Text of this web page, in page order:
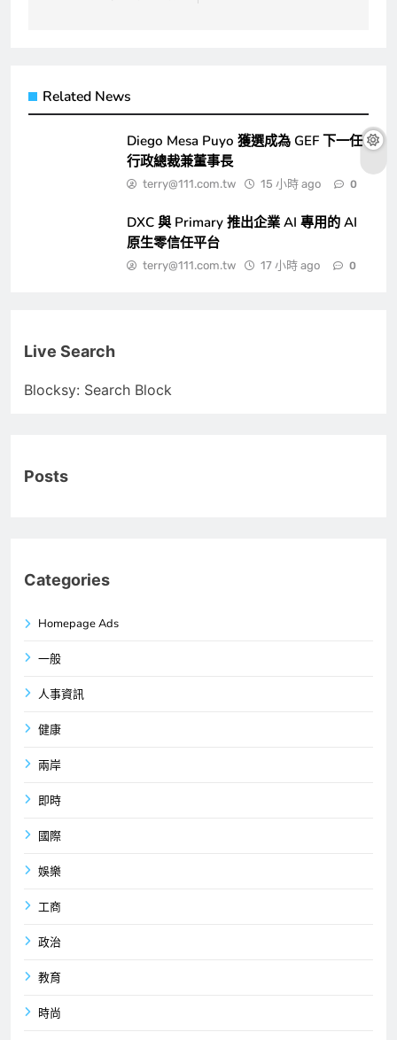
Related News
Diego Mesa Puyo 獲選成為 GEF 下一任
行政總裁兼董事長
terry@111.com.tw 15 小時 ago 0
DXC 與 Primary 推出企業 AI 專用的 AI
原生零信任平台
terry@111.com.tw 17 小時 ago 0
Live Search
Blocksy: Search Block
Posts
Categories
Homepage Ads
一般
人事資訊
健康
兩岸
即時
國際
娛樂
工商
政治
教育
時尚